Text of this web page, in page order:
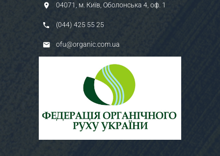
04071, м. Київ, Оболонська 4, оф. 1
(044) 425 55 25
ofu@organic.com.ua